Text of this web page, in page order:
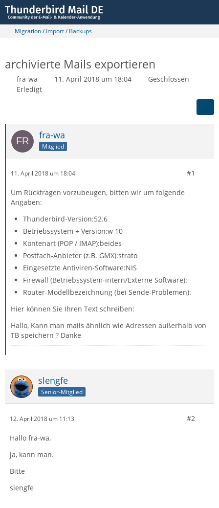
Migration / Import / Backups
archivierte Mails exportieren
fra-wa 11. April 2018 um 18:04
Geschlossen
Erledigt
fra-wa
Mitglied
11. April 2018 um 18:04 #1
Um Rückfragen vorzubeugen, bitten wir um folgende
Angaben:
Thunderbird-Version:52.6
Betriebssystem + Version:w 10
Kontenart (POP / IMAP):beides
Postfach-Anbieter (z.B. GMX):strato
Eingesetzte Antiviren-Software:NIS
Firewall (Betriebssystem-intern/Externe Software):
Router-Modellbezeichnung (bei Sende-Problemen):
Hier können Sie Ihren Text schreiben:
Hallo, Kann man mails ähnlich wie Adressen außerhalb von
TB speichern ? Danke
slengfe
Senior-Mitglied
12. April 2018 um 11:13 #2
Hallo fra-wa,
ja, kann man.
Bitte
slengfe